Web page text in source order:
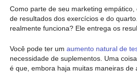
Como parte de seu marketing empático,
de resultados dos exercícios e do
realmente funciona? Ele entrega os
Você pode ter um aumento natural de
necessidade de suplementos. Uma
é que, embora haja muitas maneiras de